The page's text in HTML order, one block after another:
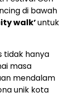
di bawah
walk’untuk
tidak hanya
masa
mendalam
unik kota